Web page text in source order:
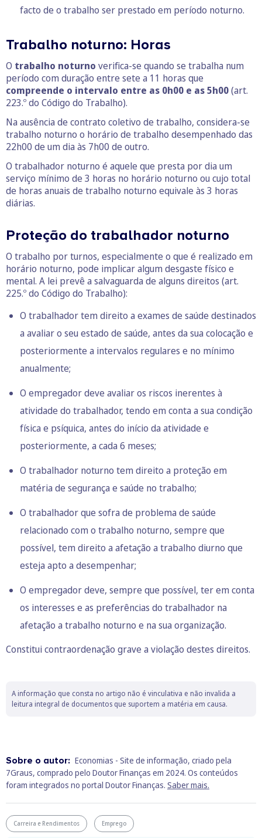
facto de o trabalho ser prestado em período noturno.
Trabalho noturno: Horas
O trabalho noturno verifica-se quando se trabalha num
período com duração entre sete a 11 horas que
compreende o intervalo entre as 0h00 e as 5h00(art.
223.º do Código do Trabalho).
Na ausência de contrato coletivo de trabalho, considera-se
trabalho noturno o horário de trabalho desempenhado das
22h00 de um dia às 7h00 de outro.
O trabalhador noturno é aquele que presta por dia um
serviço mínimo de 3 horas no horário noturno ou cujo total
de horas anuais de trabalho noturno equivale às 3 horas
diárias.
Proteção do trabalhador noturno
O trabalho por turnos, especialmente o que é realizado em
horário noturno, pode implicar algum desgaste físico e
mental. A lei prevê a salvaguarda de alguns direitos (art.
225.º do Código do Trabalho):
O trabalhador tem direito a exames de saúde destinados
a avaliar o seu estado de saúde, antes da sua colocação e
posteriormente a intervalos regulares e no mínimo
anualmente;
O empregador deve avaliar os riscos inerentes à
atividade do trabalhador, tendo em conta a sua condição
física e psíquica, antes do início da atividade e
posteriormente, a cada 6 meses;
O trabalhador noturno tem direito a proteção em
matéria de segurança e saúde no trabalho;
O trabalhador que sofra de problema de saúde
relacionado com o trabalho noturno, sempre que
possível, tem direito a afetação a trabalho diurno que
esteja apto a desempenhar;
O empregador deve, sempre que possível, ter em conta
os interesses e as preferências do trabalhador na
afetação a trabalho noturno e na sua organização.
Constitui contraordenação grave a violação destes direitos.
A informação que consta no artigo não é vinculativa e não invalida a
leitura integral de documentos que suportem a matéria em causa.
Sobre o autor: Economias - Site de informação, criado pela
7Graus, comprado pelo Doutor Finanças em 2024. Os conteúdos
foram integrados no portal Doutor Finanças. Saber mais.
Carreira e Rendimentos Emprego